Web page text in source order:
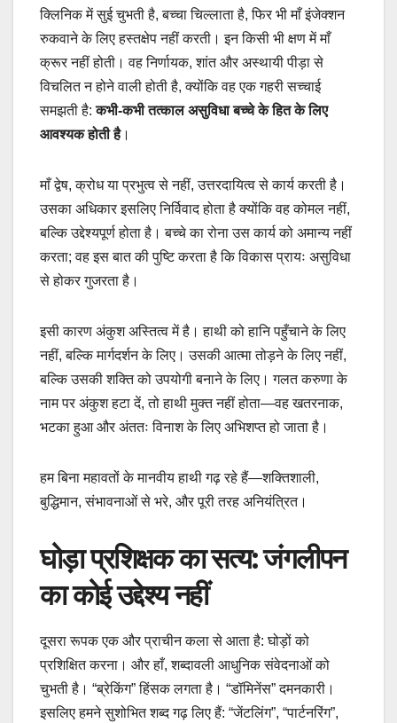
क्लिनिक में सुई चुभती है, बच्चा चिल्लाता है, फिर भी माँ इंजेक्शन
रुकवाने के लिए हस्तक्षेप नहीं करती। इन किसी भी क्षण में माँ
क्रूर नहीं होती। वह निर्णायक, शांत और अस्थायी पीड़ा से
विचलित न होने वाली होती है, क्योंकि वह एक गहरी सच्चाई
समझती है:कभी-कभी तत्काल असुविधा बच्चे के हित के लिए
आवश्यक होती है।
माँ द्वेष, क्रोध या प्रभुत्व से नहीं, उत्तरदायित्व से कार्य करती है।
उसका अधिकार इसलिए निर्विवाद होता है क्योंकि वह कोमल नहीं,
बल्कि उद्देश्यपूर्ण होता है। बच्चे का रोना उस कार्य को अमान्य नहीं
करता; वह इस बात की पुष्टि करता है कि विकास प्रायः असुविधा
से होकर गुजरता है।
इसी कारण अंकुश अस्तित्व में है। हाथी को हानि पहुँचाने के लिए
नहीं, बल्कि मार्गदर्शन के लिए। उसकी आत्मा तोड़ने के लिए नहीं,
बल्कि उसकी शक्ति को उपयोगी बनाने के लिए। गलत करुणा के
नाम पर अंकुश हटा दें, तो हाथी मुक्त नहीं होता—वह खतरनाक,
भटका हुआ और अंततः विनाश के लिए अभिशप्त हो जाता है।
हम बिना महावतों के मानवीय हाथी गढ़ रहे हैं—शक्तिशाली,
बुद्धिमान, संभावनाओं से भरे, और पूरी तरह अनियंत्रित।
घोड़ा प्रशिक्षक का सत्य: जंगलीपन
का कोई उद्देश्य नहीं
दूसरा रूपक एक और प्राचीन कला से आता है: घोड़ों को
प्रशिक्षित करना। और हाँ, शब्दावली आधुनिक संवेदनाओं को
चुभती है। “ब्रेकिंग” हिंसक लगता है। “डॉमिनेंस” दमनकारी।
इसलिए हमने सुशोभित शब्द गढ़ लिए हैं: “जेंटलिंग”, “पार्टनरिंग”,